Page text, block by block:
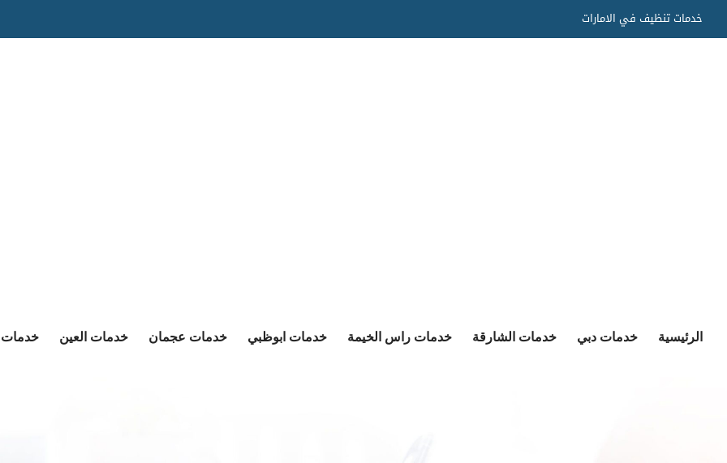
to
خدمات تنظيف في الامارات
الرئيسية خدمات دبي خدمات الشارقة خدمات راس الخيمة خدمات ابوظبي خدمات عجمان خدمات العين خدمات